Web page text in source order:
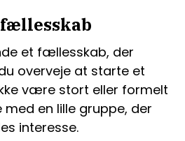
et fællesskab, der
overveje at starte et
være stort eller formelt
en lille gruppe, der
interesse.